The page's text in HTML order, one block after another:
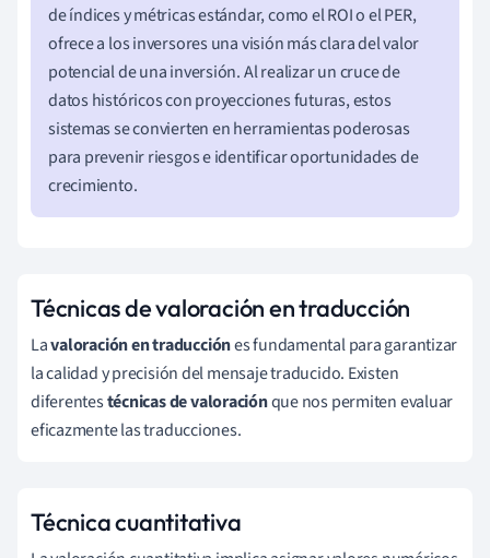
de índices y métricas estándar, como el ROI o el PER,
ofrece a los inversores una visión más clara del valor
potencial de una inversión. Al realizar un cruce de
datos históricos con proyecciones futuras, estos
sistemas se convierten en herramientas poderosas
para prevenir riesgos e identificar oportunidades de
crecimiento.
Técnicas de valoración en traducción
Lavaloración en traducciónes fundamental para garantizar
la calidad y precisión del mensaje traducido. Existen
diferentestécnicas de valoraciónque nos permiten evaluar
eficazmente las traducciones.
Técnica cuantitativa